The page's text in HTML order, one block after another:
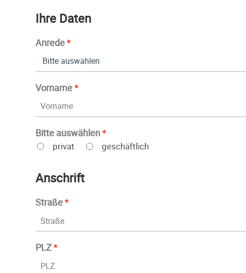
Ihre Daten
Anrede*
Vorname*
Bitte auswählen*
privat geschäftlich
Anschrift
Straße*
PLZ*